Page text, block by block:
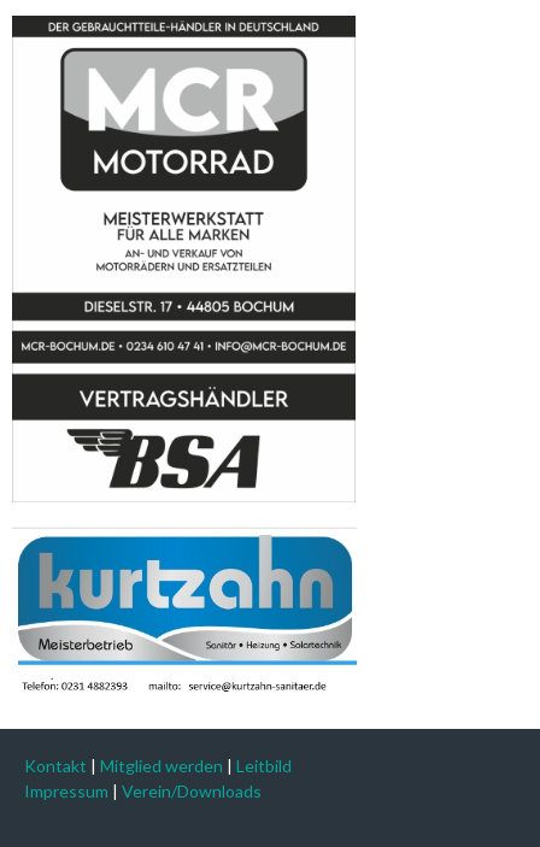
Kontakt | Mitglied werden | Leitbild
Impressum | Verein/Downloads